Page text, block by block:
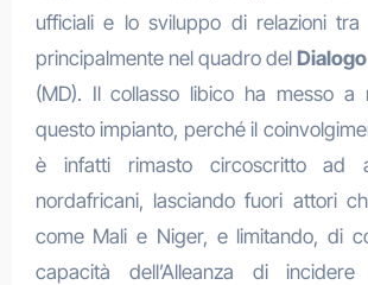
ufficiali e lo sviluppo di relazioni tra
principalmente nel quadro del
(MD). Il collasso libico ha messo a
questo impianto, perché il
è infatti rimasto circoscritto ad
nordafricani, lasciando fuori attori
come Mali e Niger, e limitando, di
capacità dell’Alleanza di